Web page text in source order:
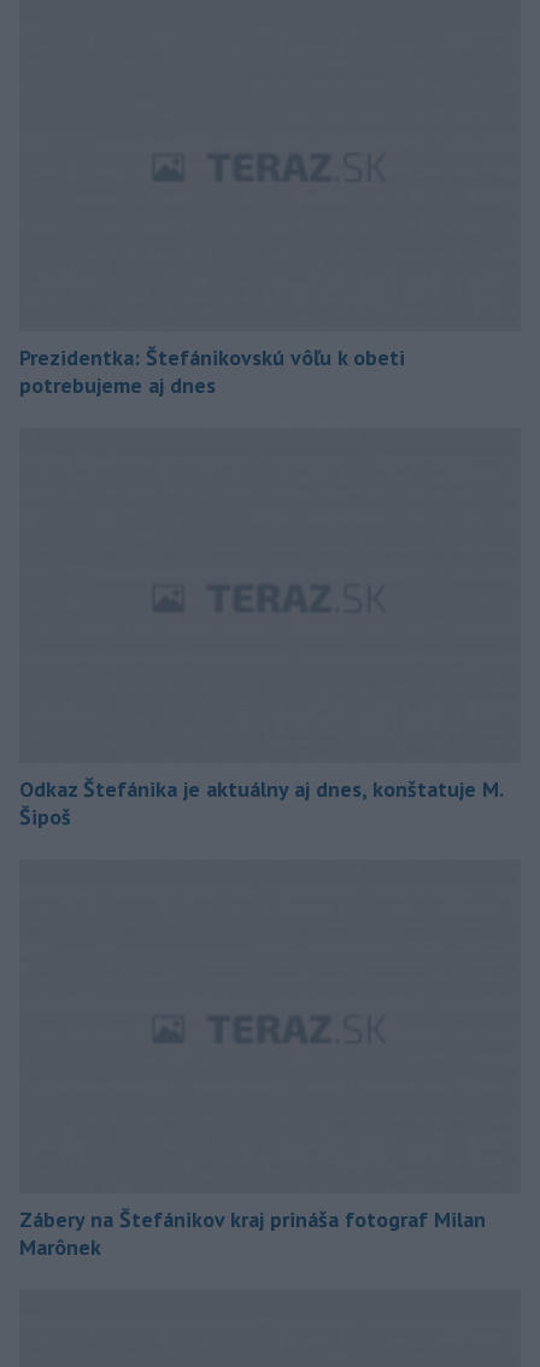
Prezidentka: Štefánikovskú vôľu k obeti
potrebujeme aj dnes
Odkaz Štefánika je aktuálny aj dnes, konštatuje M.
Šipoš
Zábery na Štefánikov kraj prináša fotograf Milan
Marônek